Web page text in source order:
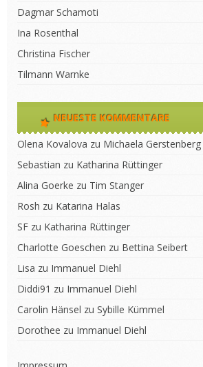
Dagmar Schamoti
Ina Rosenthal
Christina Fischer
Tilmann Warnke
NEUESTE KOMMENTARE
Olena Kovalova zu Michaela Gerstenberg
Sebastian zu Katharina Rüttinger
Alina Goerke zu Tim Stanger
Rosh zu Katarina Halas
SF zu Katharina Rüttinger
Charlotte Goeschen zu Bettina Seibert
Lisa zu Immanuel Diehl
Diddi91 zu Immanuel Diehl
Carolin Hänsel zu Sybille Kümmel
Dorothee zu Immanuel Diehl